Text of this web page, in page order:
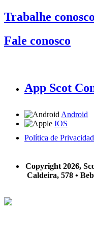
Trabalhe conosco
Fale conosco
App Scot
Android
IOS
Política de
Copyright 2026,
Caldeira, 578 •